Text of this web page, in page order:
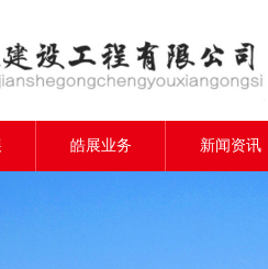
皓展业务 新闻资讯